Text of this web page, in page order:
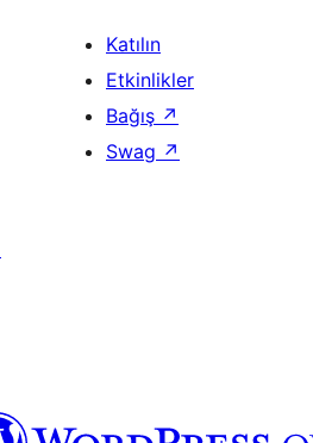
Katılın
Etkinlikler
Bağış ↗
Swag ↗